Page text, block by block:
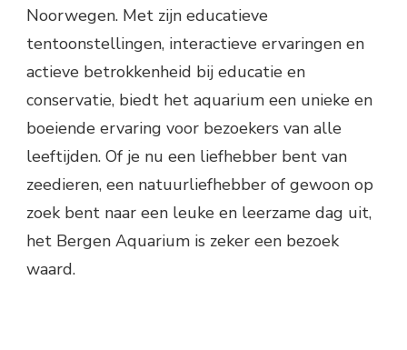
Noorwegen. Met zijn educatieve
tentoonstellingen, interactieve ervaringen en
actieve betrokkenheid bij educatie en
conservatie, biedt het aquarium een unieke en
boeiende ervaring voor bezoekers van alle
leeftijden. Of je nu een liefhebber bent van
zeedieren, een natuurliefhebber of gewoon op
zoek bent naar een leuke en leerzame dag uit,
het Bergen Aquarium is zeker een bezoek
waard.